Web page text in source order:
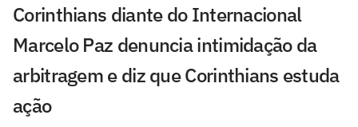
Corinthians diante do Internacional
Marcelo Paz denuncia intimidação da
arbitragem e diz que Corinthians estuda
ação